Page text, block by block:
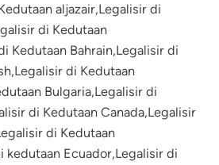
aljazair,Legalisir di
di Kedutaan
Kedutaan Bahrain,Legalisir di
di Kedutaan
Bulgaria,Legalisir di
di Kedutaan Canada,Legalisir
di Kedutaan
kedutaan Ecuador,Legalisir di